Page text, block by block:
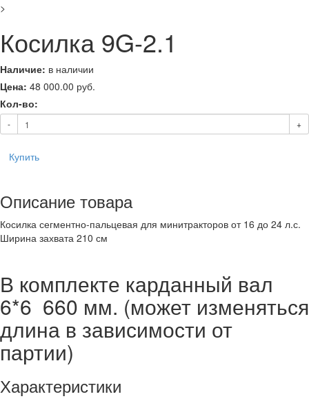
>
Косилка 9G-2.1
Наличие: в наличии
Цена: 48 000.00 руб.
Кол-во:
- +
Купить
Описание товара
Косилка сегментно-пальцевая для минитракторов от 16 до 24 л.с.
Ширина захвата 210 см
В комплекте карданный вал
6*6 660 мм. (может изменяться
длина в зависимости от
партии)
Характеристики